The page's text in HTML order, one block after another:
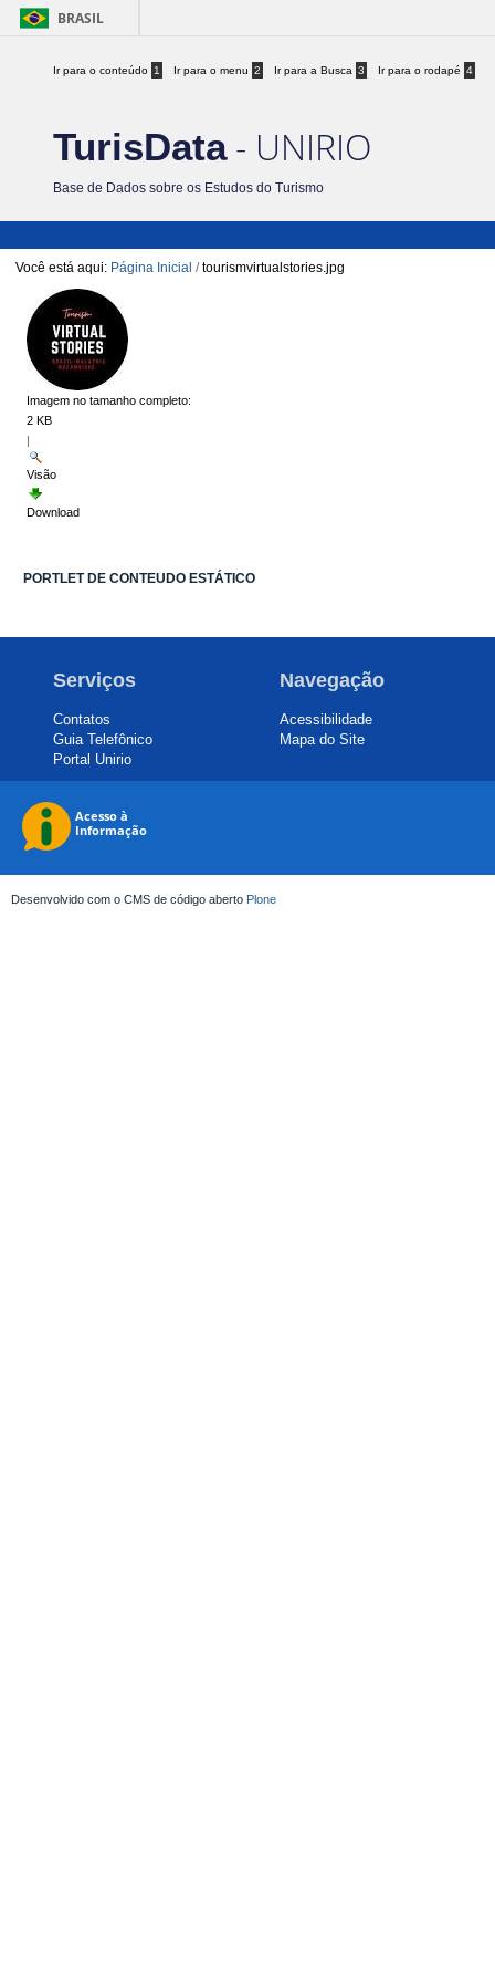
BRASIL
Ir para o conteúdo 1 Ir para o menu 2 Ir para a Busca 3 Ir para o rodapé 4
TurisData- UNIRIO
Base de Dados sobre os Estudos do Turismo
Você está aqui: Página Inicial /tourismvirtualstories.jpg
Imagem no tamanho completo:
2 KB
|
Visão
Download
PORTLET DE CONTEUDO ESTÁTICO
Serviços
Contatos
Guia Telefônico
Portal Unirio
Navegação
Acessibilidade
Mapa do Site
Desenvolvido com o CMS de código aberto Plone